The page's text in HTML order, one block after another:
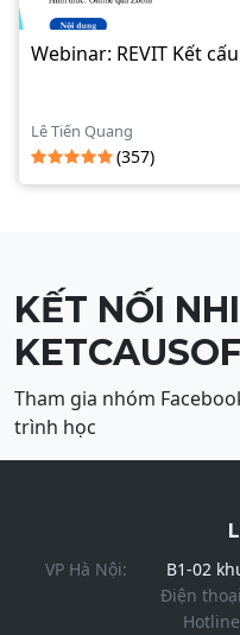
Webinar: REVIT Kết
Lê Tiến Quang
(357)
KẾT NỐI
Tham gia nhóm
trình học
VP Hà Nội:
B1-02
Điện